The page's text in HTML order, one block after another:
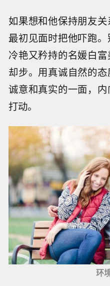
如果想和他保持朋友
最初见面时把他吓跑
冷艳又矜持的名媛白
却步。用真诚自然的
诚意和真实的一面，
打动。
环